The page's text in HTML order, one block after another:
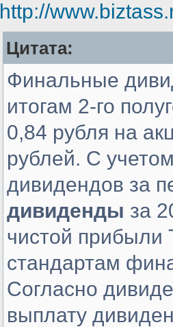
http://
Цитата:
Финальные
итогам 2-го
0,84 рубля на
рублей. С
дивидендов за
дивиденды за
чистой
стандартам
Согласно
выплату